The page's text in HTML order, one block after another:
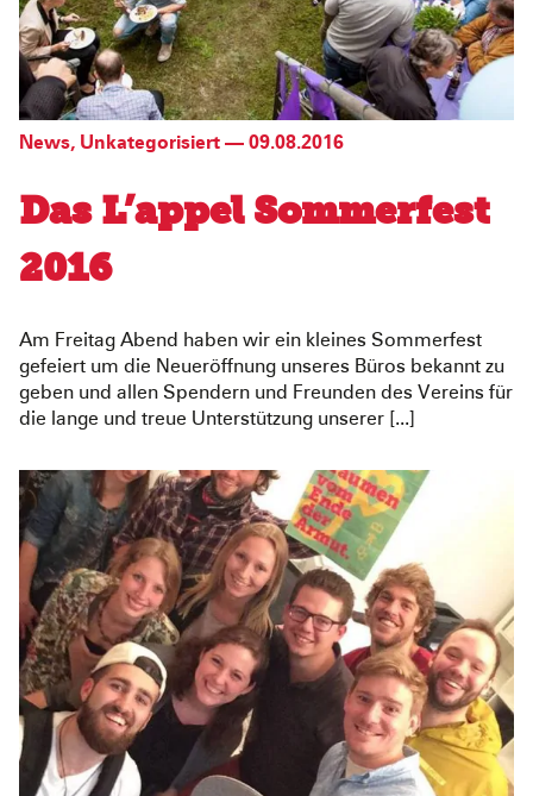
News, Unkategorisiert — 09.08.2016
Das L’appel Sommerfest
2016
Am Freitag Abend haben wir ein kleines Sommerfest
gefeiert um die Neueröffnung unseres Büros bekannt zu
geben und allen Spendern und Freunden des Vereins für
die lange und treue Unterstützung unserer [...]